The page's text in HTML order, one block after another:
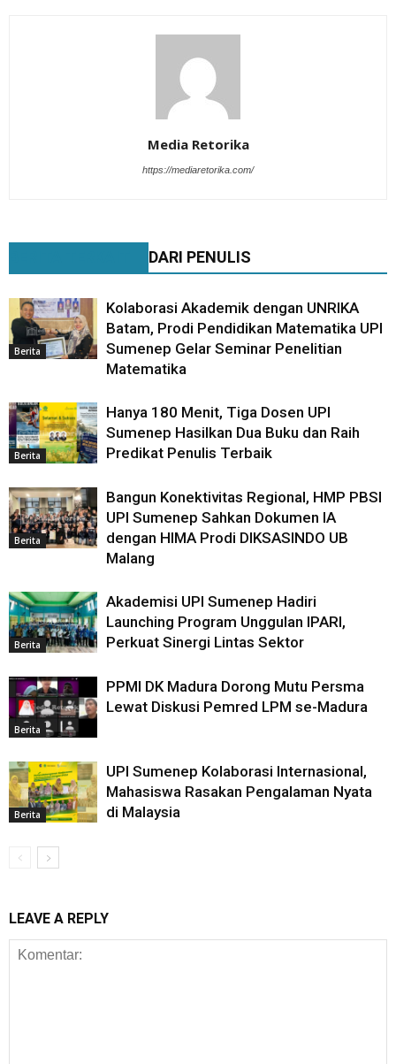
Media Retorika
https://mediaretorika.com/
DARI PENULIS
Berita
Kolaborasi Akademik dengan UNRIKA
Batam, Prodi Pendidikan Matematika UPI
Sumenep Gelar Seminar Penelitian
Matematika
Berita
Hanya 180 Menit, Tiga Dosen UPI
Sumenep Hasilkan Dua Buku dan Raih
Predikat Penulis Terbaik
Berita
Bangun Konektivitas Regional, HMP PBSI
UPI Sumenep Sahkan Dokumen IA
dengan HIMA Prodi DIKSASINDO UB
Malang
Berita
Akademisi UPI Sumenep Hadiri
Launching Program Unggulan IPARI,
Perkuat Sinergi Lintas Sektor
Berita
PPMI DK Madura Dorong Mutu Persma
Lewat Diskusi Pemred LPM se-Madura
Berita
UPI Sumenep Kolaborasi Internasional,
Mahasiswa Rasakan Pengalaman Nyata
di Malaysia
LEAVE A REPLY